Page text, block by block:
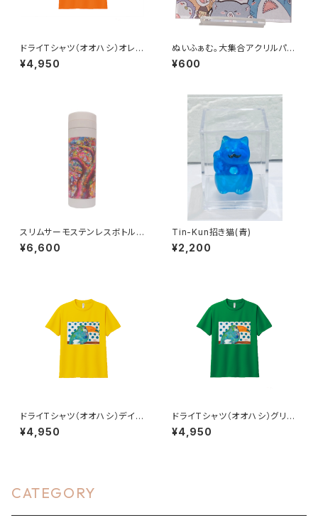
ドライTシャツ（オオハシ）オレン
ジ
¥4,950
ぬいふぁむ。大集合アクリルパネ
ル（クリアスタンド付き）
¥600
スリムサーモステンレスボトル
（BAUM TEST/バウムテスト）
¥6,600
Tin-Kun招き猫(青)
¥2,200
ドライTシャツ（オオハシ）デイジ
ー
¥4,950
ドライTシャツ（オオハシ）グリー
ン
¥4,950
CATEGORY